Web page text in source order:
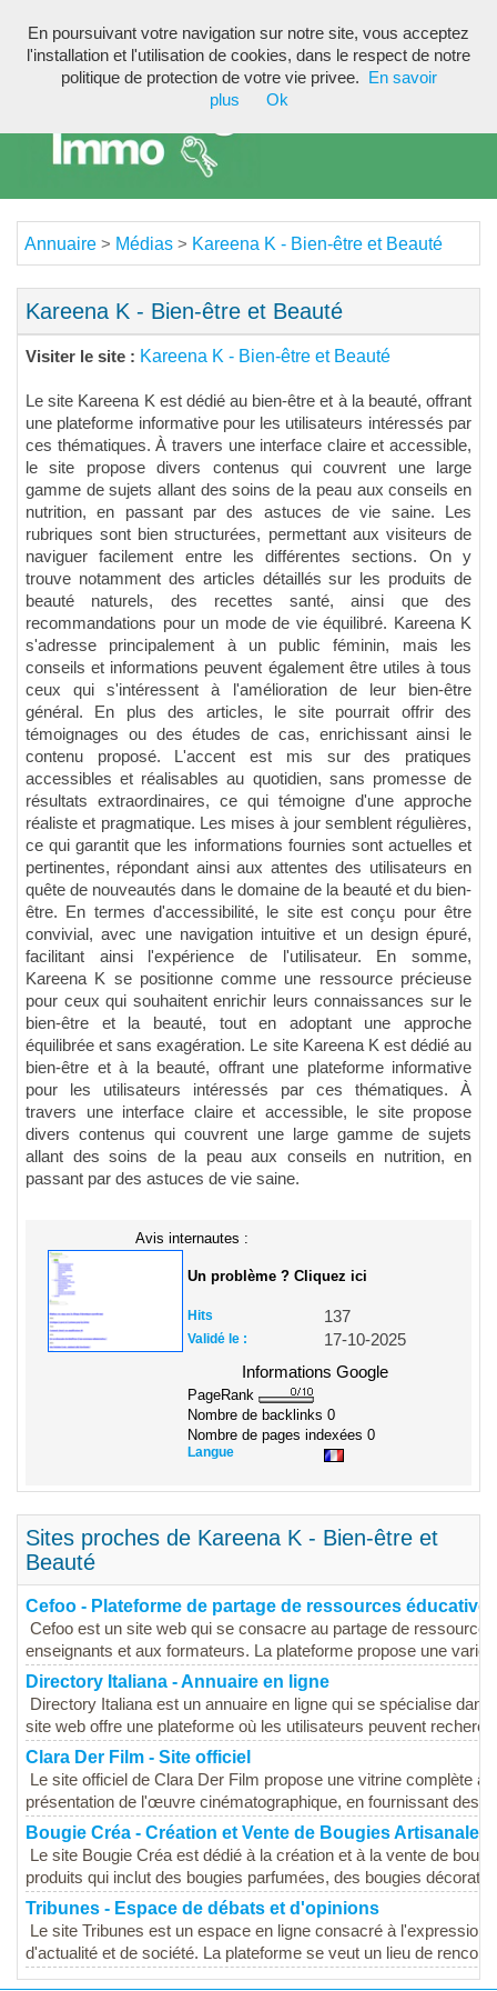
Annuaire > Médias > Kareena K - Bien-être et Beauté
Kareena K - Bien-être et Beauté
Visiter le site : Kareena K - Bien-être et Beauté
Le site Kareena K est dédié au bien-être et à la beauté, offrant
une plateforme informative pour les utilisateurs intéressés par
ces thématiques. À travers une interface claire et accessible,
le site propose divers contenus qui couvrent une large
gamme de sujets allant des soins de la peau aux conseils en
nutrition, en passant par des astuces de vie saine. Les
rubriques sont bien structurées, permettant aux visiteurs de
naviguer facilement entre les différentes sections. On y
trouve notamment des articles détaillés sur les produits de
beauté naturels, des recettes santé, ainsi que des
recommandations pour un mode de vie équilibré. Kareena K
s'adresse principalement à un public féminin, mais les
conseils et informations peuvent également être utiles à tous
ceux qui s'intéressent à l'amélioration de leur bien-être
général. En plus des articles, le site pourrait offrir des
témoignages ou des études de cas, enrichissant ainsi le
contenu proposé. L'accent est mis sur des pratiques
accessibles et réalisables au quotidien, sans promesse de
résultats extraordinaires, ce qui témoigne d'une approche
réaliste et pragmatique. Les mises à jour semblent régulières,
ce qui garantit que les informations fournies sont actuelles et
pertinentes, répondant ainsi aux attentes des utilisateurs en
quête de nouveautés dans le domaine de la beauté et du bien-
être. En termes d'accessibilité, le site est conçu pour être
convivial, avec une navigation intuitive et un design épuré,
facilitant ainsi l'expérience de l'utilisateur. En somme,
Kareena K se positionne comme une ressource précieuse
pour ceux qui souhaitent enrichir leurs connaissances sur le
bien-être et la beauté, tout en adoptant une approche
équilibrée et sans exagération. Le site Kareena K est dédié au
bien-être et à la beauté, offrant une plateforme informative
pour les utilisateurs intéressés par ces thématiques. À
travers une interface claire et accessible, le site propose
divers contenus qui couvrent une large gamme de sujets
allant des soins de la peau aux conseils en nutrition, en
passant par des astuces de vie saine.
Avis internautes :
Un problème ? Cliquez ici
Hits 137
Validé le :
17-10-2025
Informations Google
PageRank
Nombre de backlinks 0
Nombre de pages indexées 0
Langue
Sites proches de Kareena K - Bien-être et
Beauté
Cefoo - Plateforme de partage de ressources éducatives
Cefoo est un site web qui se consacre au partage de
enseignants et aux formateurs. La plateforme propose une
Directory Italiana - Annuaire en ligne
Directory Italiana est un annuaire en ligne qui se spécialise
site web offre une plateforme où les utilisateurs peuvent
Clara Der Film - Site officiel
Le site officiel de Clara Der Film propose une vitrine complète
présentation de l'œuvre cinématographique, en fournissant des
Bougie Créa - Création et Vente de Bougies Artisanales
Le site Bougie Créa est dédié à la création et à la vente de
produits qui inclut des bougies parfumées, des bougies
Tribunes - Espace de débats et d'opinions
Le site Tribunes est un espace en ligne consacré à
d'actualité et de société. La plateforme se veut un lieu de
En poursuivant votre navigation sur notre site, vous acceptez
l'installation et l'utilisation de cookies, dans le respect de notre
politique de protection de votre vie privee.
En savoir
plus
Ok